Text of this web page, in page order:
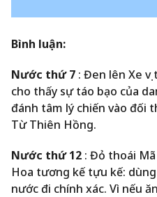
Bình luận:
Nước thứ 7 : Đen lên Xe
cho thấy sự táo bạo của
đánh tâm lý chiến vào đối
Từ Thiên Hồng.
Nước thứ 12 : Đỏ thoái
Hoa tương kế tựu kế: dùng
nước đi chính xác. Vì nếu